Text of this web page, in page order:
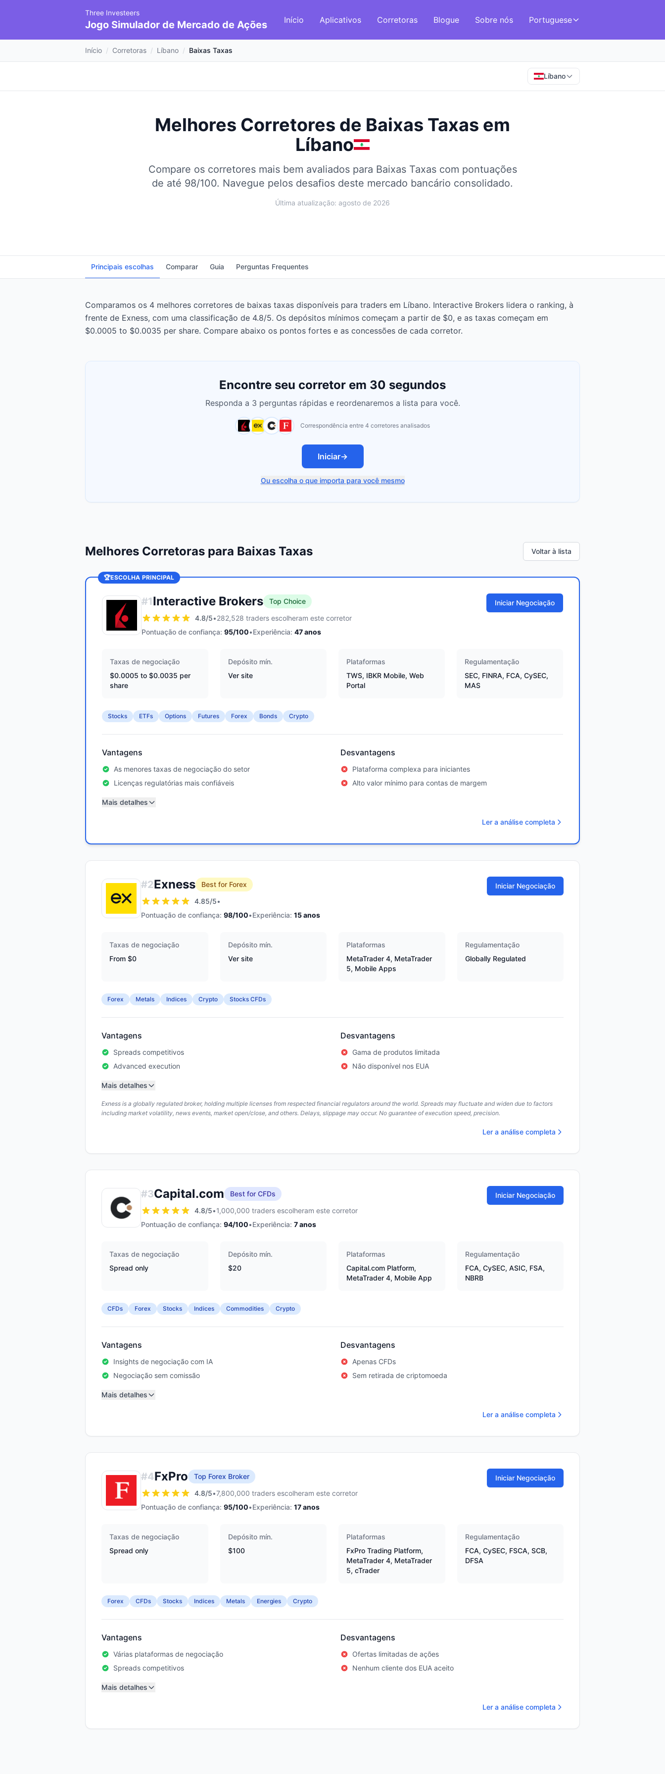
Three Investeers
Jogo Simulador de Mercado de Ações Início Aplicativos Corretoras Blogue Sobre nós Portuguese
Início / Corretoras / Líbano / Baixas Taxas
Líbano
Melhores Corretores de Baixas Taxas em
Líbano
Compare os corretores mais bem avaliados para Baixas Taxas com pontuações
de até 98/100. Navegue pelos desafios deste mercado bancário consolidado.
Última atualização: agosto de 2026
Principais escolhas Comparar Guia Perguntas Frequentes
Comparamos os 4 melhores corretores de baixas taxas disponíveis para traders em Líbano. Interactive Brokers lidera o ranking, à
frente de Exness, com uma classificação de 4.8/5. Os depósitos mínimos começam a partir de $0, e as taxas começam em
$0.0005 to $0.0035 per share. Compare abaixo os pontos fortes e as concessões de cada corretor.
Encontre seu corretor em 30 segundos
Responda a 3 perguntas rápidas e reordenaremos a lista para você.
Correspondência entre 4 corretores analisados
Iniciar→
Ou escolha o que importa para você mesmo
Melhores Corretoras para Baixas Taxas Voltar à lista
🏆ESCOLHA PRINCIPAL
#1Interactive Brokers
Top Choice
4.8/5•282,528 traders escolheram este corretor
Pontuação de confiança: 95/100•Experiência: 47anos
Iniciar Negociação
Taxas de negociação
$0.0005 to $0.0035 per
share
Depósito mín.
Ver site
Plataformas
TWS, IBKR Mobile, Web
Portal
Regulamentação
SEC, FINRA, FCA, CySEC,
MAS
Stocks ETFs Options Futures Forex Bonds Crypto
Vantagens
As menores taxas de negociação do setor
Licenças regulatórias mais confiáveis
Desvantagens
Plataforma complexa para iniciantes
Alto valor mínimo para contas de margem
Mais detalhes
Ler a análise completa
#2Exness
Best for Forex
4.85/5•
Pontuação de confiança: 98/100•Experiência: 15anos
Iniciar Negociação
Taxas de negociação
From $0
Depósito mín.
Ver site
Plataformas
MetaTrader 4, MetaTrader
5, Mobile Apps
Regulamentação
Globally Regulated
Forex Metals Indices Crypto Stocks CFDs
Vantagens
Spreads competitivos
Advanced execution
Desvantagens
Gama de produtos limitada
Não disponível nos EUA
Mais detalhes
Exness is a globally regulated broker, holding multiple licenses from respected financial regulators around the world. Spreads may fluctuate and widen due to factors
including market volatility, news events, market open/close, and others. Delays, slippage may occur. No guarantee of execution speed, precision.
Ler a análise completa
#3Capital.com
Best for CFDs
4.8/5•1,000,000 traders escolheram este corretor
Pontuação de confiança: 94/100•Experiência: 7anos
Iniciar Negociação
Taxas de negociação
Spread only
Depósito mín.
$20
Plataformas
Capital.com Platform,
MetaTrader 4, Mobile App
Regulamentação
FCA, CySEC, ASIC, FSA,
NBRB
CFDs Forex Stocks Indices Commodities Crypto
Vantagens
Insights de negociação com IA
Negociação sem comissão
Desvantagens
Apenas CFDs
Sem retirada de criptomoeda
Mais detalhes
Ler a análise completa
#4FxPro
Top Forex Broker
4.8/5•7,800,000 traders escolheram este corretor
Pontuação de confiança: 95/100•Experiência: 17anos
Iniciar Negociação
Taxas de negociação
Spread only
Depósito mín.
$100
Plataformas
FxPro Trading Platform,
MetaTrader 4, MetaTrader
5, cTrader
Regulamentação
FCA, CySEC, FSCA, SCB,
DFSA
Forex CFDs Stocks Indices Metals Energies Crypto
Vantagens
Várias plataformas de negociação
Spreads competitivos
Desvantagens
Ofertas limitadas de ações
Nenhum cliente dos EUA aceito
Mais detalhes
Ler a análise completa